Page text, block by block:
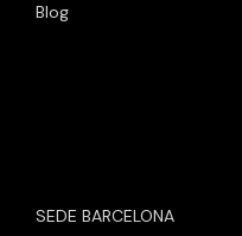
Blog
SEDE BARCELONA